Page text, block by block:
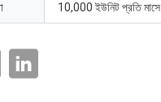
10,000 ইউনিট প্রতি মাসে